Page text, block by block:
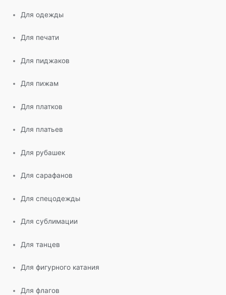
Для одежды
Для печати
Для пиджаков
Для пижам
Для платков
Для платьев
Для рубашек
Для сарафанов
Для спецодежды
Для сублимации
Для танцев
Для фигурного катания
Для флагов